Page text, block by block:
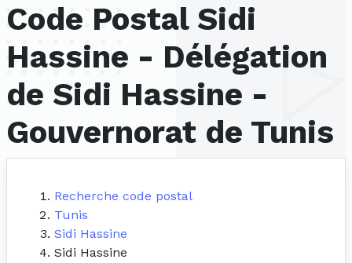
Code Postal Sidi
Hassine - Délégation
de Sidi Hassine -
Gouvernorat de Tunis
Recherche code postal
Tunis
Sidi Hassine
Sidi Hassine